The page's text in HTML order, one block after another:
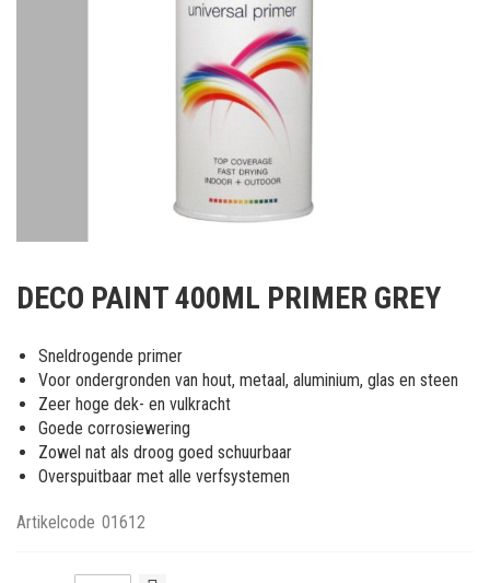
het
van
de
afbeeldingen-
gallerij
DECO PAINT 400ML PRIMER GREY
Sneldrogende primer
Voor ondergronden van hout, metaal, aluminium, glas en steen
Zeer hoge dek- en vulkracht
Goede corrosiewering
Zowel nat als droog goed schuurbaar
Overspuitbaar met alle verfsystemen
Artikelcode 01612